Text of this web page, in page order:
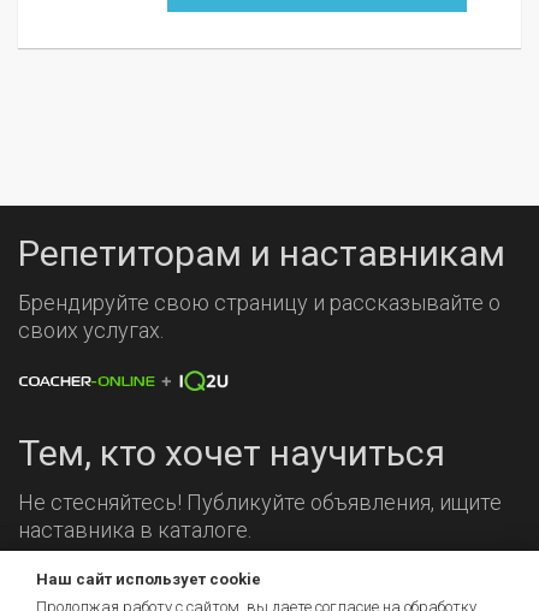
Репетиторам и наставникам
Брендируйте свою страницу и рассказывайте о
своих услугах.
Тем, кто хочет научиться
Не стесняйтесь! Публикуйте объявления, ищите
наставника в каталоге.
Мы на связи!
Наш сайт использует cookie
Продолжая работу с сайтом, вы даете согласие на обработку